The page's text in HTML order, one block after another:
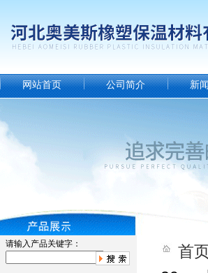
网站首页 公司简介 新
请输入产品关键字： 首